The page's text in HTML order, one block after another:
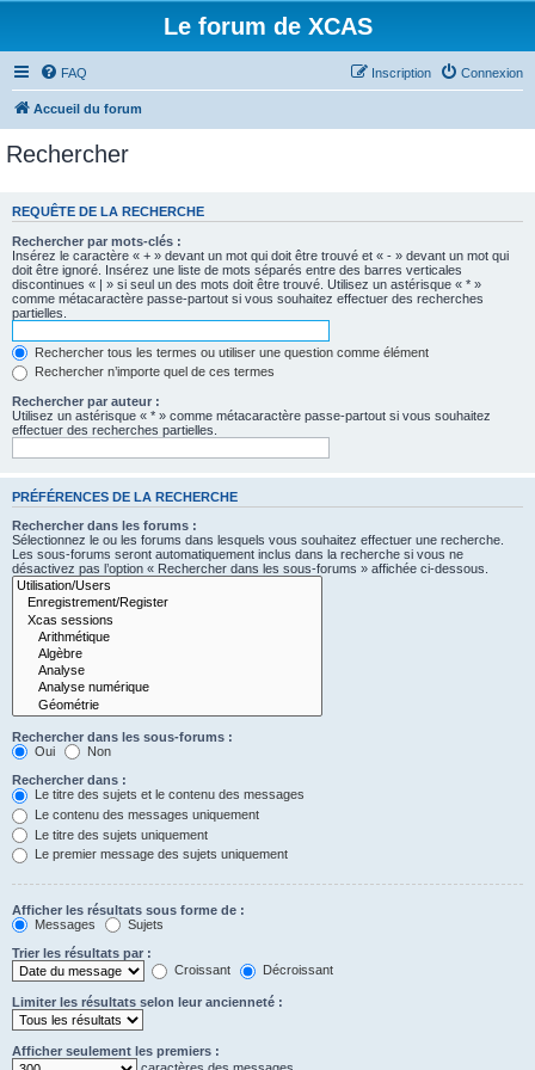
Le forum de XCAS
FAQ Connexion
Inscription
Accueil du forum
Rechercher
REQUÊTE DE LA RECHERCHE
Rechercher par mots-clés :
Insérez le caractère « + » devant un mot qui doit être trouvé et « - » devant un mot qui
doit être ignoré. Insérez une liste de mots séparés entre des barres verticales
discontinues « | » si seul un des mots doit être trouvé. Utilisez un astérisque « * »
comme métacaractère passe-partout si vous souhaitez effectuer des recherches
partielles.
Rechercher tous les termes ou utiliser une question comme élément
Rechercher n’importe quel de ces termes
Rechercher par auteur :
Utilisez un astérisque « * » comme métacaractère passe-partout si vous souhaitez
effectuer des recherches partielles.
PRÉFÉRENCES DE LA RECHERCHE
Rechercher dans les forums :
Sélectionnez le ou les forums dans lesquels vous souhaitez effectuer une recherche.
Les sous-forums seront automatiquement inclus dans la recherche si vous ne
désactivez pas l’option « Rechercher dans les sous-forums » affichée ci-dessous.
Rechercher dans les sous-forums :
Oui
Non
Rechercher dans :
Le titre des sujets et le contenu des messages
Le contenu des messages uniquement
Le titre des sujets uniquement
Le premier message des sujets uniquement
Afficher les résultats sous forme de :
Messages
Sujets
Trier les résultats par :
Croissant
Décroissant
Limiter les résultats selon leur ancienneté :
Afficher seulement les premiers :